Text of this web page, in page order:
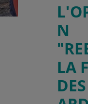
N
LA
DES